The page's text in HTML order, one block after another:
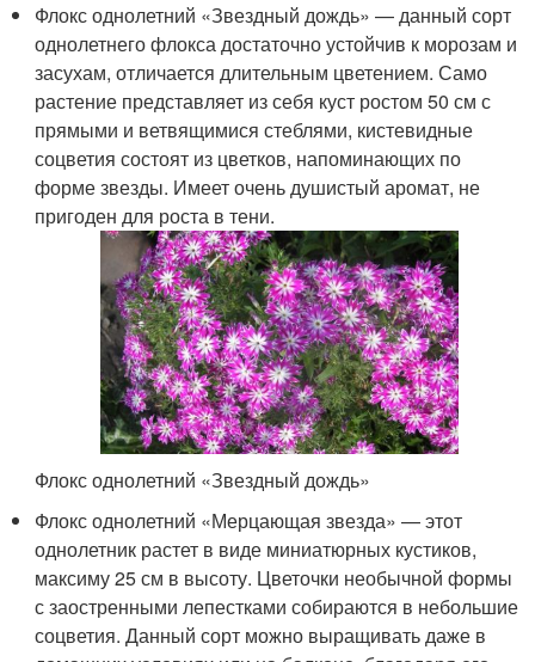
Флокс однолетний «Звездный дождь» — данный сорт
однолетнего флокса достаточно устойчив к морозам и
засухам, отличается длительным цветением. Само
растение представляет из себя куст ростом 50 см с
прямыми и ветвящимися стеблями, кистевидные
соцветия состоят из цветков, напоминающих по
форме звезды. Имеет очень душистый аромат, не
пригоден для роста в тени.
Флокс однолетний «Звездный дождь»
Флокс однолетний «Мерцающая звезда» — этот
однолетник растет в виде миниатюрных кустиков,
максиму 25 см в высоту. Цветочки необычной формы
с заостренными лепестками собираются в небольшие
соцветия. Данный сорт можно выращивать даже в